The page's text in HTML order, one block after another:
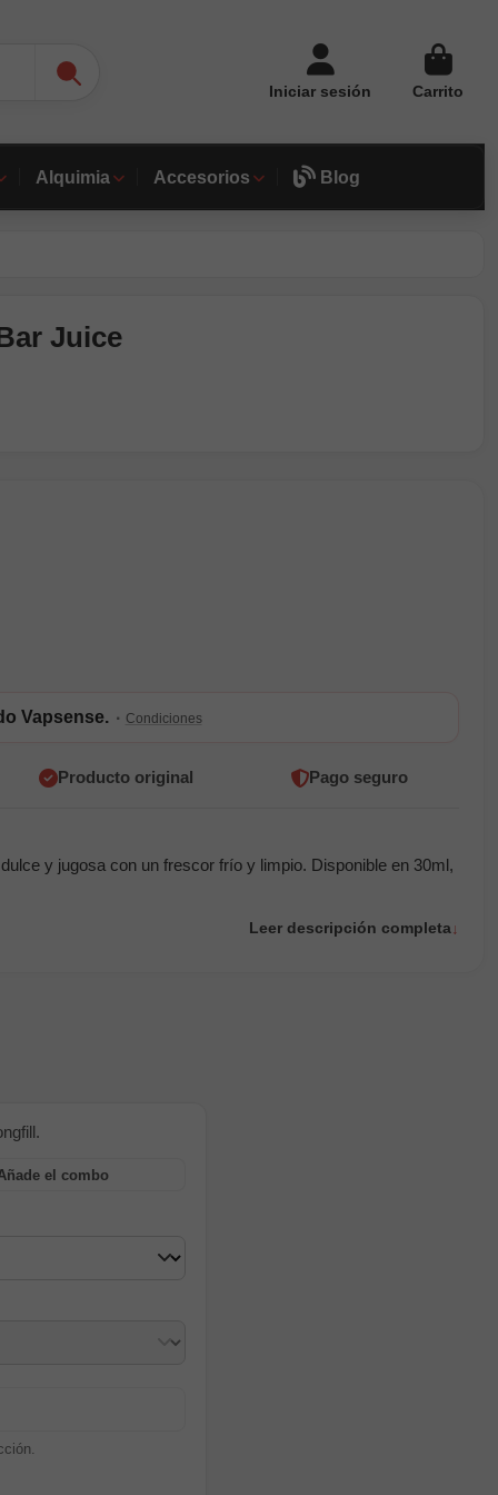
Iniciar sesión Carrito
Alquimia Accesorios Blog
Juice
Vapsense. · Condiciones
Producto original Pago seguro
y jugosa con un frescor frío y limpio. Disponible en 30ml,
Leer descripción completa
el combo